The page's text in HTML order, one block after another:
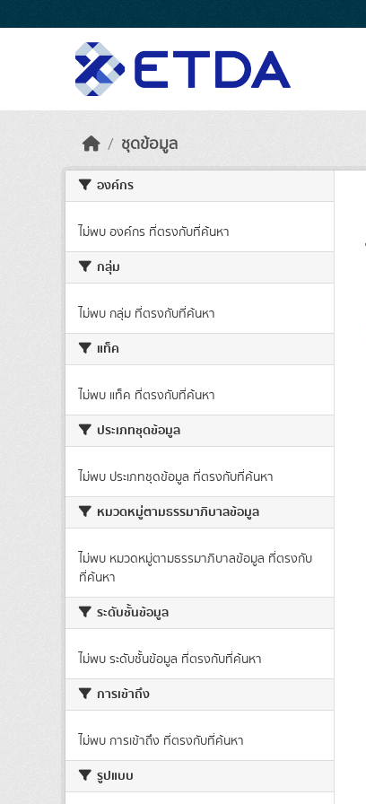
ชุดข้อมูล
องค์กร
ไม่พบ องค์กร ที่ตรงกับที่ค้นหา
กลุ่ม
ไม่พบ กลุ่ม ที่ตรงกับที่ค้นหา
แท็ค
ไม่พบ แท็ค ที่ตรงกับที่ค้นหา
ประเภทชุดข้อมูล
ไม่พบ ประเภทชุดข้อมูล ที่ตรงกับที่ค้นหา
หมวดหมู่ตามธรรมาภิบาลข้อมูล
ไม่พบ หมวดหมู่ตามธรรมาภิบาลข้อมูล ที่ตรงกับ
ที่ค้นหา
ระดับชั้นข้อมูล
ไม่พบ ระดับชั้นข้อมูล ที่ตรงกับที่ค้นหา
การเข้าถึง
ไม่พบ การเข้าถึง ที่ตรงกับที่ค้นหา
รูปแบบ